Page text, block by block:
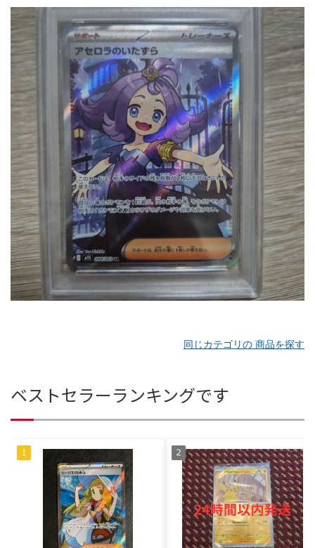
同じカテゴリの 商品を探す
ベストセラーランキングです